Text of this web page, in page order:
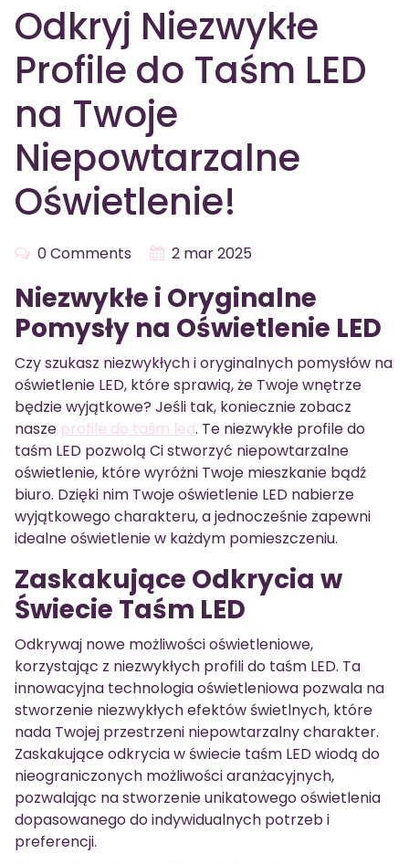
Odkryj Niezwykłe
Profile do Taśm LED
na Twoje
Niepowtarzalne
Oświetlenie!
0 Comments 2 mar 2025
Niezwykłe i Oryginalne
Pomysły na Oświetlenie LED
Czy szukasz niezwykłych i oryginalnych pomysłów na
oświetlenie LED, które sprawią, że Twoje wnętrze
będzie wyjątkowe? Jeśli tak, koniecznie zobacz
nasze profile do taśm led. Te niezwykłe profile do
taśm LED pozwolą Ci stworzyć niepowtarzalne
oświetlenie, które wyróżni Twoje mieszkanie bądź
biuro. Dzięki nim Twoje oświetlenie LED nabierze
wyjątkowego charakteru, a jednocześnie zapewni
idealne oświetlenie w każdym pomieszczeniu.
Zaskakujące Odkrycia w
Świecie Taśm LED
Odkrywaj nowe możliwości oświetleniowe,
korzystając z niezwykłych profili do taśm LED. Ta
innowacyjna technologia oświetleniowa pozwala na
stworzenie niezwykłych efektów świetlnych, które
nada Twojej przestrzeni niepowtarzalny charakter.
Zaskakujące odkrycia w świecie taśm LED wiodą do
nieograniczonych możliwości aranżacyjnych,
pozwalając na stworzenie unikatowego oświetlenia
dopasowanego do indywidualnych potrzeb i
preferencji.